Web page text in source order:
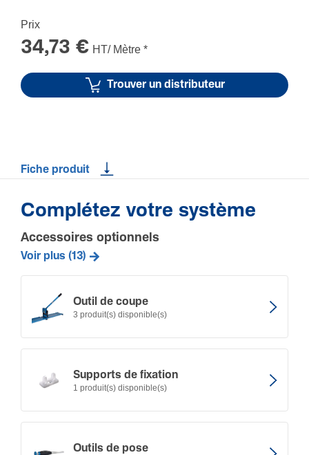
Solutions de repérage variées et performantes
Prix
34,73 € HT/ Mètre *
Trouver un distributeur
Fiche produit
Complétez votre système
Accessoires optionnels
Voir plus (13)
Outil de coupe
3 produit(s) disponible(s)
Supports de fixation
1 produit(s) disponible(s)
Outils de pose